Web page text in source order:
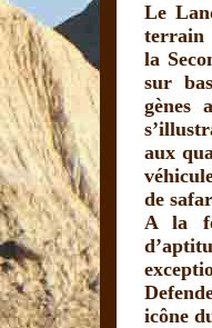
Le
terrain
la
sur
gènes
aux
de
A la
icône